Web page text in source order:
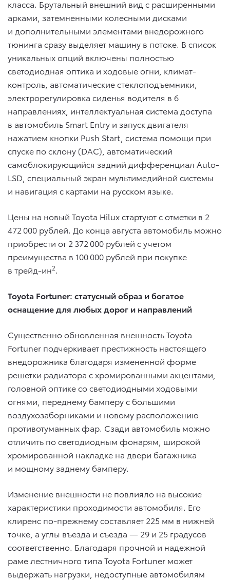
класса. Брутальный внешний вид с расширенными
арками, затемненными колесными дисками
и дополнительными элементами внедорожного
тюнинга сразу выделяет машину в потоке. В список
уникальных опций включены полностью
светодиодная оптика и ходовые огни, климат-
контроль, автоматические стеклоподъемники,
электрорегулировка сиденья водителя в 6
направлениях, интеллектуальная система доступа
в автомобиль Smart Entry и запуск двигателя
нажатием кнопки Push Start, система помощи при
спуске по склону (DAC), автоматический
самоблокирующийся задний дифференциал Auto-
LSD, специальный экран мультимедийной системы
и навигация с картами на русском языке.
Цены на новый Toyota Hilux стартуют с отметки в 2
472 000 рублей. До конца августа автомобиль можно
приобрести от 2 372 000 рублей с учетом
преимущества в 100 000 рублей при покупке
в трейд-ин2.
Toyota Fortuner: статусный образ и богатое
оснащение для любых дорог и направлений
Существенно обновленная внешность Toyota
Fortuner подчеркивает престижность настоящего
внедорожника благодаря измененной форме
решетки радиатора с хромированными акцентами,
головной оптике со светодиодными ходовыми
огнями, переднему бамперу с большими
воздухозаборниками и новому расположению
противотуманных фар. Сзади автомобиль можно
отличить по светодиодным фонарям, широкой
хромированной накладке на двери багажника
и мощному заднему бамперу.
Изменение внешности не повлияло на высокие
характеристики проходимости автомобиля. Его
клиренс по-прежнему составляет 225 мм в нижней
точке, а углы въезда и съезда — 29 и 25 градусов
соответственно. Благодаря прочной и надежной
раме лестничного типа Toyota Fortuner может
выдержать нагрузки, недоступные автомобилям